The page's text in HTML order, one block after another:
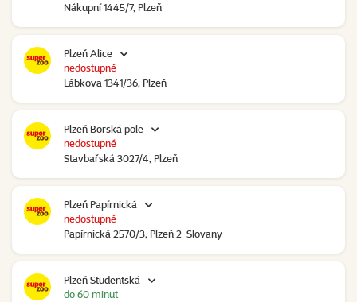
Nákupní 1445/7, Plzeň
Plzeň Alice
Lábkova 1341/36, Plzeň
nedostupné
Plzeň Borská pole
Stavbařská 3027/4, Plzeň
nedostupné
Plzeň Papírnická
Papírnická 2570/3, Plzeň 2-Slovany
nedostupné
Plzeň Studentská
do 60 minut